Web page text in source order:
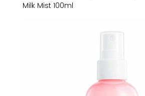
Milk Mist 100ml